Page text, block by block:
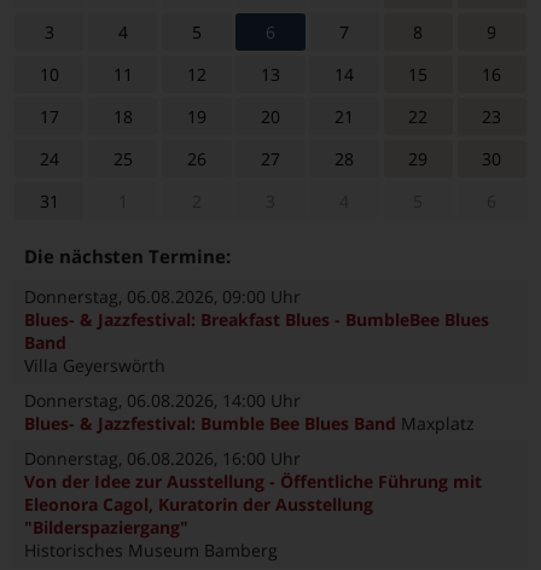
3
4 5 6 7 8
9
10
11 12 13 14 15
16
17
18 19 20 21 22
23
24
25 26 27 28 29
30
31
Die nächsten Termine:
Donnerstag, 06.08.2026, 09:00 Uhr
Blues- & Jazzfestival: Breakfast Blues - BumbleBee Blues
Band
Villa Geyerswörth
Donnerstag, 06.08.2026, 14:00 Uhr
Blues- & Jazzfestival: Bumble Bee Blues Band Maxplatz
Donnerstag, 06.08.2026, 16:00 Uhr
Von der Idee zur Ausstellung - Öffentliche Führung mit
Eleonora Cagol, Kuratorin der Ausstellung
"Bilderspaziergang"
Historisches Museum Bamberg